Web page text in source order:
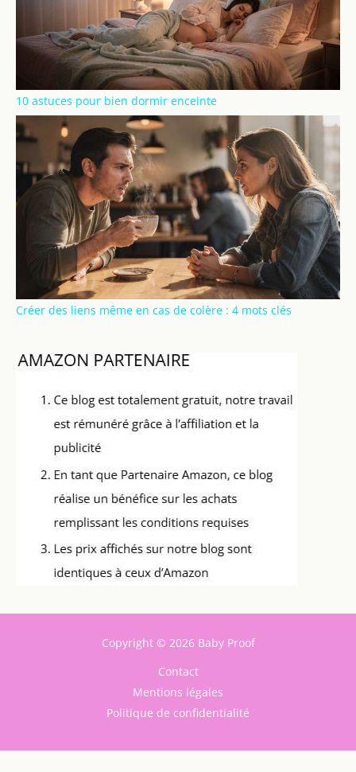
10 astuces pour bien dormir enceinte
Créer des liens même en cas de colère : 4 mots clés
Copyright © 2026 Baby Proof
Contact
Mentions légales
Politique de confidentialité